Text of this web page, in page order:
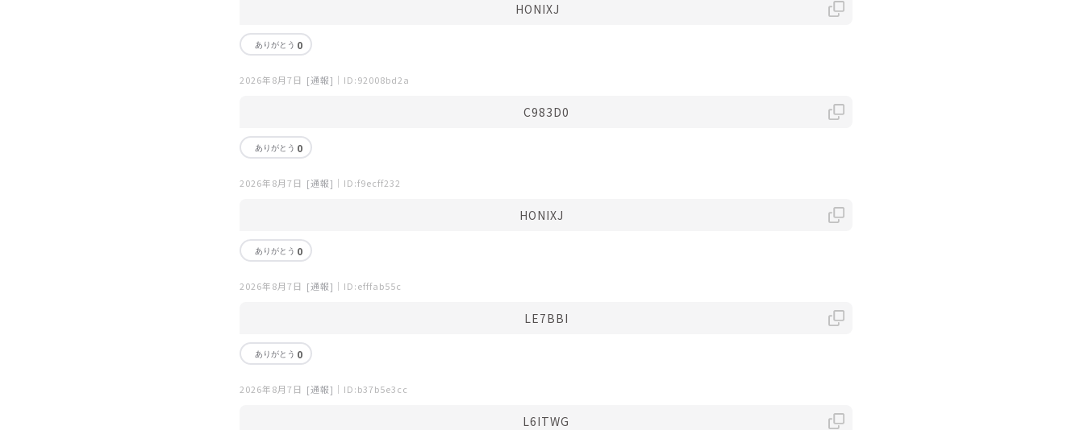
HONIXJ⠀⠀
0
2026年8月7日 [通報] ｜ID:92008bd2a
C983D0
0
2026年8月7日 [通報] ｜ID:f9ecff232
HONIXJ⠀
0
2026年8月7日 [通報] ｜ID:efffab55c
LE7BBI
0
2026年8月7日 [通報] ｜ID:b37b5e3cc
L6ITWG